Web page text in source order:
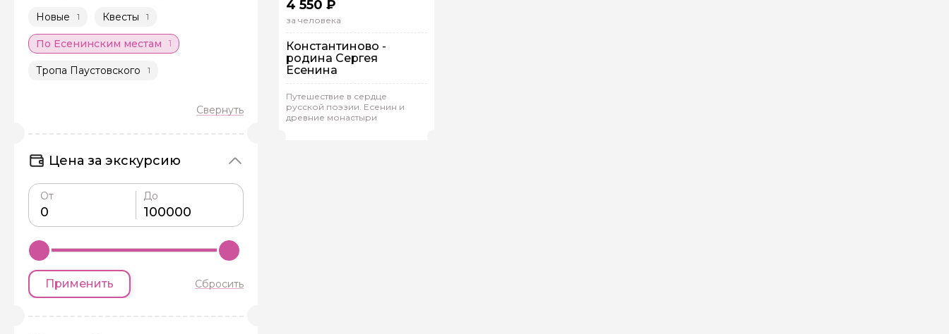
Новые 1 Квесты 1
По Есенинским местам 1
Тропа Паустовского 1
Цена за экскурсию
От До
Применить Сбросить
4 550 ₽
за человека
Константиново -
родина Сергея
Есенина
Путешествие в сердце
русской поэзии. Есенин и
древние монастыри
Групповая На машине